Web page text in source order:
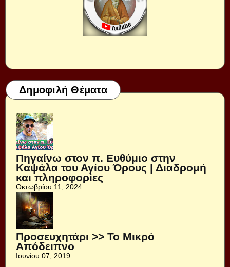
Δημοφιλή Θέματα
Πηγαίνω στον π. Ευθύμιο στην
Καψάλα του Αγίου Όρους | Διαδρομή
και πληροφορίες
Οκτωβρίου 11, 2024
Προσευχητάρι >> Το Μικρό
Απόδειπνο
Ιουνίου 07, 2019